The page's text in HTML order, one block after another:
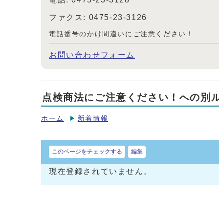
ファクス: 0475-23-3126
電話番号のかけ間違いにご注意ください！
お問い合わせフォーム
点検商法にご注意ください！への別
ホーム 新着情報
このページをチェックする 編集
現在登録されていません。